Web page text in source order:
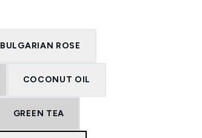
BULGARIAN ROSE
COCONUT OIL
GREEN TEA